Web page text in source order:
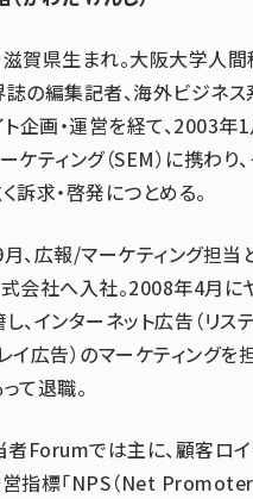
滋賀県生まれ。大阪大学人間
の編集記者、海外ビジネ
企画・運営を経て、2003年
ケティング（SEM）に携わり
訴求・啓発につとめる。
、広報/マーケティング担当
会社へ入社。2008年4月に
、インターネット広告（リス
イ広告）のマーケティングを
て退職。
Forumでは主に、顧客ロ
指標「NPS（Net Promoter